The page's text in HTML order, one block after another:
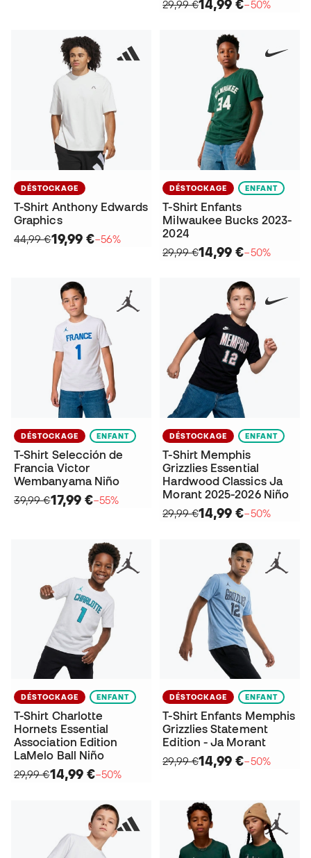
29,99 €14,99 €−50%
DÉSTOCKAGE
T-Shirt Anthony Edwards
Graphics
44,99 €19,99 €−56%
DÉSTOCKAGE ENFANT
T-Shirt Enfants
Milwaukee Bucks 2023-
2024
29,99 €14,99 €−50%
DÉSTOCKAGE ENFANT
T-Shirt Selección de
Francia Victor
Wembanyama Niño
39,99 €17,99 €−55%
DÉSTOCKAGE ENFANT
T-Shirt Memphis
Grizzlies Essential
Hardwood Classics Ja
Morant 2025-2026 Niño
29,99 €14,99 €−50%
DÉSTOCKAGE ENFANT
T-Shirt Charlotte
Hornets Essential
Association Edition
LaMelo Ball Niño
29,99 €14,99 €−50%
DÉSTOCKAGE ENFANT
T-Shirt Enfants Memphis
Grizzlies Statement
Edition - Ja Morant
29,99 €14,99 €−50%